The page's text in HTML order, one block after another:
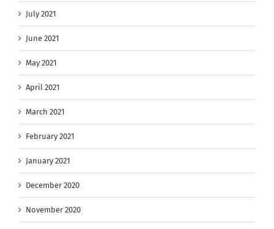
July 2021
June 2021
May 2021
April 2021
March 2021
February 2021
January 2021
December 2020
November 2020